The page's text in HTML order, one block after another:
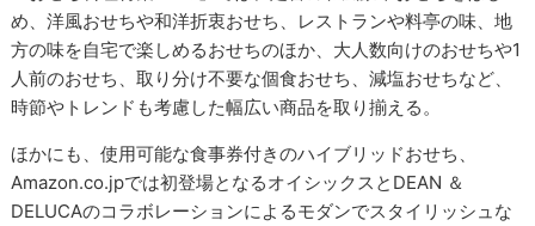
め、洋風おせちや和洋折衷おせち、レストランや料亭の味、地
方の味を自宅で楽しめるおせちのほか、大人数向けのおせちや1
人前のおせち、取り分け不要な個食おせち、減塩おせちなど、
時節やトレンドも考慮した幅広い商品を取り揃える。
ほかにも、使用可能な食事券付きのハイブリッドおせち、
Amazon.co.jpでは初登場となるオイシックスとDEAN ＆
DELUCAのコラボレーションによるモダンでスタイリッシュな